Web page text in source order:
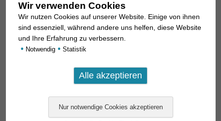
01. Rochen
02. Lebende Fossilien
06. Heringsverwandte
Wir verwenden Cookies
Wir nutzen Cookies auf unserer Website. Einige von ihnen
sind essenziell, während andere uns helfen, diese Website
und Ihre Erfahrung zu verbessern.
• Notwendig • Statistik